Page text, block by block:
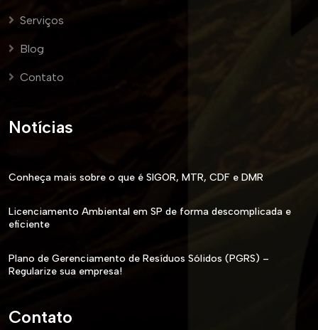
Serviços
Blog
Contato
Notícias
Conheça mais sobre o que é SIGOR, MTR, CDF e DMR
Licenciamento Ambiental em SP de forma descomplicada e
eficiente
Plano de Gerenciamento de Resíduos Sólidos (PGRS) –
Regularize sua empresa!
Contato